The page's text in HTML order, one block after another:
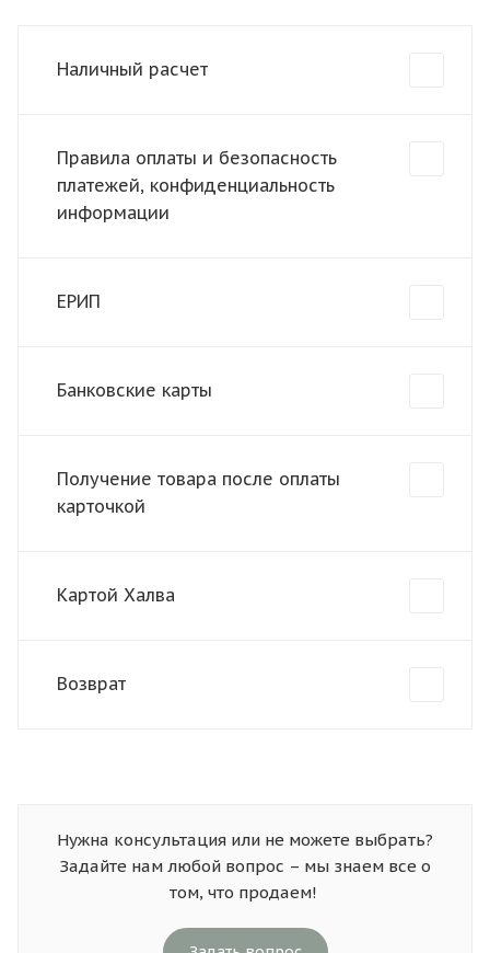
Наличный расчет
Правила оплаты и безопасность
платежей, конфиденциальность
информации
ЕРИП
Банковские карты
Получение товара после оплаты
карточкой
Картой Халва
Возврат
Нужна консультация или не можете выбрать?
Задайте нам любой вопрос – мы знаем все о
том, что продаем!